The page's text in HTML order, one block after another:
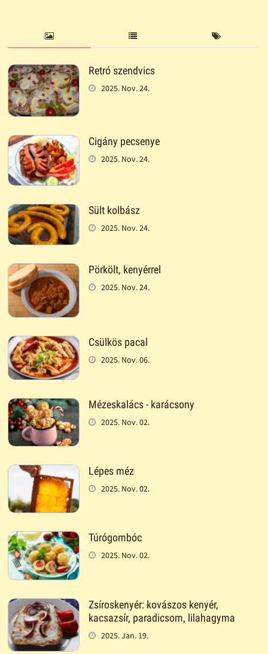
Retró szendvics
2025. Nov. 24.
Cigány pecsenye
2025. Nov. 24.
Sült kolbász
2025. Nov. 24.
Pörkölt, kenyérrel
2025. Nov. 24.
Csülkös pacal
2025. Nov. 06.
Mézeskalács - karácsony
2025. Nov. 02.
Lépes méz
2025. Nov. 02.
Túrógombóc
2025. Nov. 02.
Zsíroskenyér: kovászos kenyér,
kacsazsír, paradicsom, lilahagyma
2025. Jan. 19.